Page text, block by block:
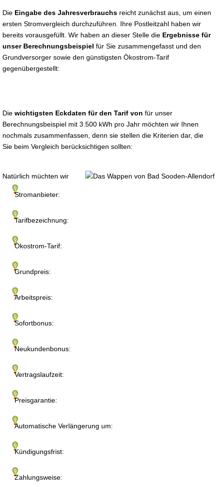
Die Eingabe des Jahresverbrauchs reicht zunächst aus, um einen
ersten Stromvergleich durchzuführen. Ihre Postleitzahl haben wir
bereits vorausgefüllt. Wir haben an dieser Stelle die Ergebnisse für
unser Berechnungsbeispiel für Sie zusammengefasst und den
Grundversorger sowie den günstigsten Ökostrom-Tarif
gegenübergestellt:
Die wichtigsten Eckdaten für den Tarif von für unser
Berechnungsbeispiel mit 3.500 kWh pro Jahr möchten wir Ihnen
nochmals zusammenfassen, denn sie stellen die Kriterien dar, die
Sie beim Vergleich berücksichtigen sollten:
Stromanbieter:
Tarifbezeichnung:
Ökostrom-Tarif:
Grundpreis:
Arbeitspreis:
Sofortbonus:
Neukundenbonus:
Vertragslaufzeit:
Preisgarantie:
Automatische Verlängerung um:
Kündigungsfrist:
Zahlungsweise:
Natürlich müchten wir